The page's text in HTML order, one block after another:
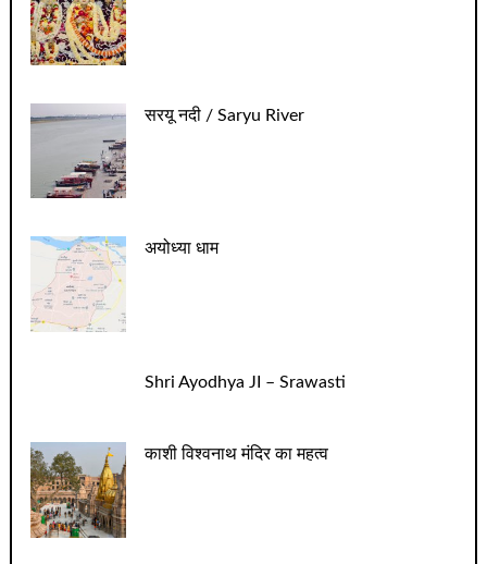
सरयू नदी / Saryu River
अयोध्या धाम
Shri Ayodhya JI – Srawasti
काशी विश्वनाथ मंदिर का महत्व